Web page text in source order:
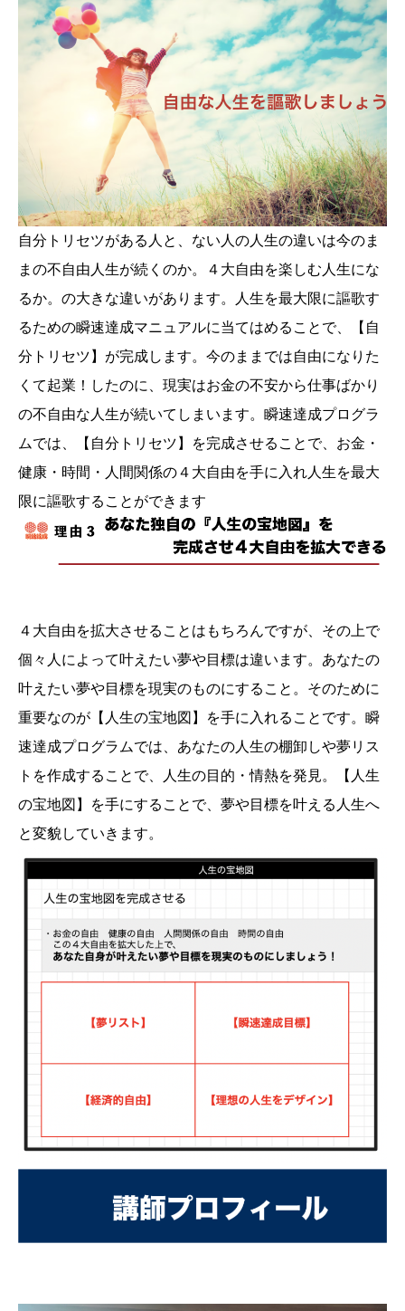
自分トリセツがある人と、ない人の人生の違いは今のま
まの不自由人生が続くのか。４大自由を楽しむ人生にな
るか。の大きな違いがあります。人生を最大限に謳歌す
るための瞬速達成マニュアルに当てはめることで、【自
分トリセツ】が完成します。今のままでは自由になりた
くて起業！したのに、現実はお金の不安から仕事ばかり
の不自由な人生が続いてしまいます。瞬速達成プログラ
ムでは、【自分トリセツ】を完成させることで、お金・
健康・時間・人間関係の４大自由を手に入れ人生を最大
限に謳歌することができます
４大自由を拡大させることはもちろんですが、その上で
個々人によって叶えたい夢や目標は違います。あなたの
叶えたい夢や目標を現実のものにすること。そのために
重要なのが【人生の宝地図】を手に入れることです。瞬
速達成プログラムでは、あなたの人生の棚卸しや夢リス
トを作成することで、人生の目的・情熱を発見。【人生
の宝地図】を手にすることで、夢や目標を叶える人生へ
と変貌していきます。